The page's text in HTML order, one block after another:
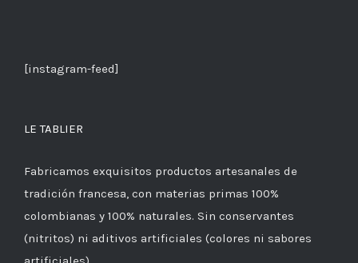
[instagram-feed]
LE TABLIER
Fabricamos exquisitos productos artesanales de
tradición francesa, con materias primas 100%
colombianas y 100% naturales. Sin conservantes
(nitritos) ni aditivos artificiales (colores ni sabores